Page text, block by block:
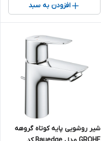
افزودن به سبد
شیر روشویی پایه کوتاه گروهه